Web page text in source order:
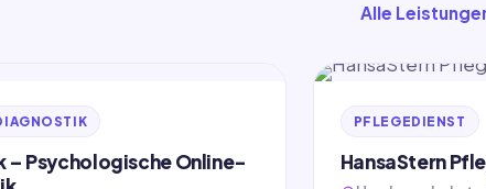
Alle
– Psychologische Online-
PFLEGEDIENST
HansaStern